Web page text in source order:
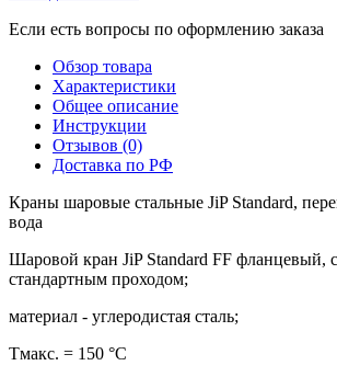
Если есть вопросы по оформлению заказа
Обзор товара
Характеристики
Общее описание
Инструкции
Отзывов (0)
Доставка по РФ
Краны шаровые стальные JiP Standard,
вода
Шаровой кран JiP Standard FF фланцевый,
стандартным проходом;
материал - углеродистая сталь;
Тмакс. = 150 °С